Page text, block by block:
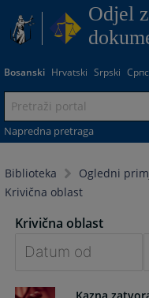
Odjel
Bosanski Hrvatski Srpski
Napredna pretraga
Biblioteka
Ogledni
Krivična oblast
Krivična oblast
Kazna